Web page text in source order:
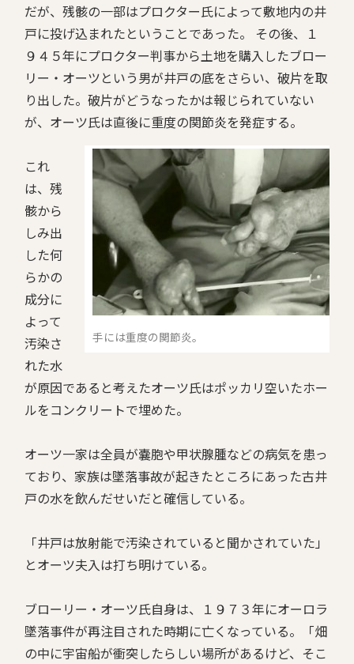
だが、残骸の一部はプロクター氏によって敷地内の井
戸に投げ込まれたということであった。 その後、１
９４５年にプロクター判事から土地を購入したブロー
リー・オーツという男が井戸の底をさらい、破片を取
り出した。破片がどうなったかは報じられていない
が、オーツ氏は直後に重度の関節炎を発症する。
手には重度の関節炎。
これ
は、残
骸から
しみ出
した何
らかの
成分に
よって
汚染さ
れた水
が原因であると考えたオーツ氏はポッカリ空いたホー
ルをコンクリートで埋めた。
オーツ一家は全員が嚢胞や甲状腺腫などの病気を患っ
ており、家族は墜落事故が起きたところにあった古井
戸の水を飲んだせいだと確信している。
「井戸は放射能で汚染されていると聞かされていた」
とオーツ夫入は打ち明けている。
ブローリー・オーツ氏自身は、１９７３年にオーロラ
墜落事件が再注目された時期に亡くなっている。「畑
の中に宇宙船が衝突したらしい場所があるけど、そこ